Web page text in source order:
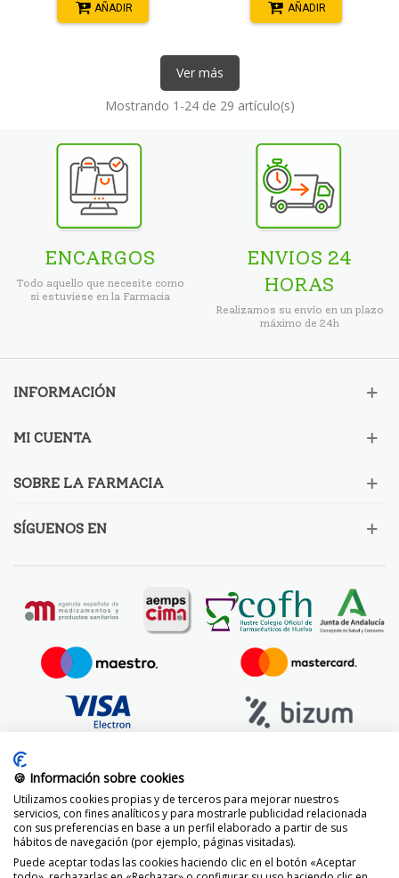
AÑADIR AÑADIR
Ver más
Mostrando 1 -24 de 29 artículo(s)
ENCARGOS
Todo aquello que necesite como
si estuviese en la Farmacia
ENVIOS 24
HORAS
Realizamos su envío en un plazo
máximo de 24h
INFORMACIÓN
MI CUENTA
SOBRE LA FARMACIA
SÍGUENOS EN
🍪 Información sobre cookies
Utilizamos cookies propias y de terceros para mejorar nuestros
servicios, con fines analíticos y para mostrarle publicidad relacionada
con sus preferencias en base a un perfil elaborado a partir de sus
hábitos de navegación (por ejemplo, páginas visitadas).
Puede aceptar todas las cookies haciendo clic en el botón «Aceptar